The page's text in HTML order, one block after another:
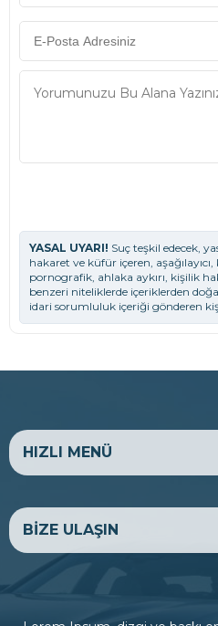
YASAL UYARI! Suç teşkil edecek,
hakaret ve küfür içeren,
pornografik, ahlaka aykırı, kişilik
benzeri niteliklerde içeriklerden
idari sorumluluk içeriği gönderen
HIZLI MENÜ
HAKKIMIZDA
LÜKS ARAÇLAR
SATILIK ARAÇLAR
BİZE ULAŞIN
Firmanıza ait ulaşım ve